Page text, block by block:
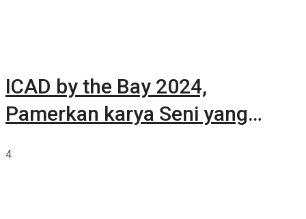
ICAD by the Bay 2024,
Pamerkan karya Seni yang
4